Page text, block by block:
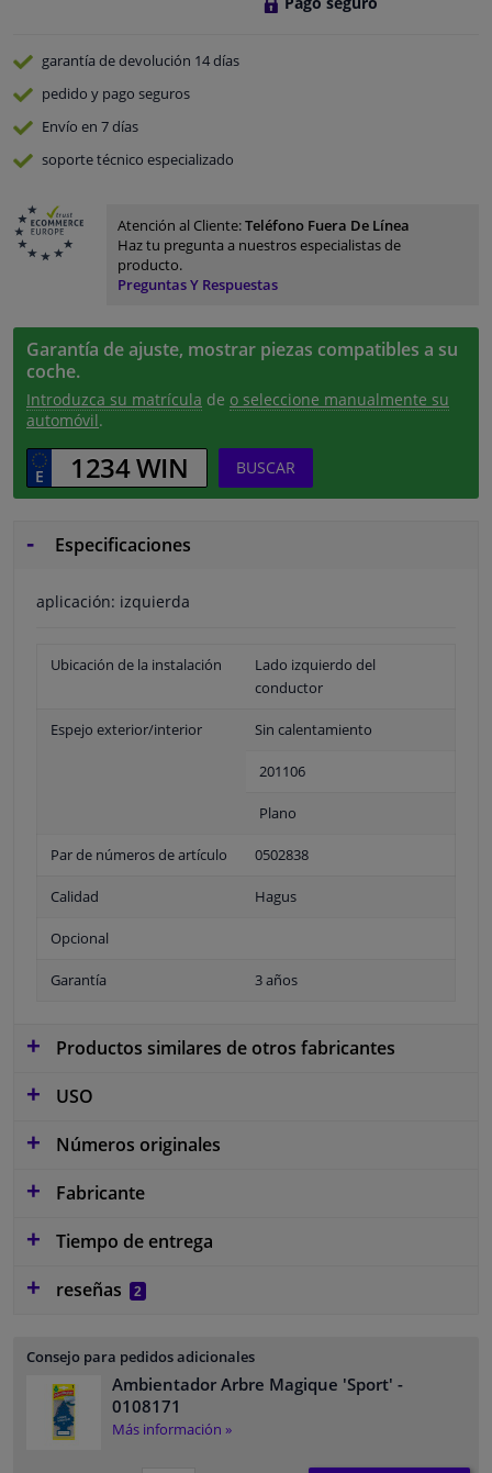
garantía de devolución 14 días
pedido y pago seguros
Envío en 7 días
soporte técnico especializado
Atención al Cliente:Teléfono Fuera De Línea
Haz tu pregunta a nuestros especialistas de
producto.
Preguntas Y Respuestas
Garantía de ajuste, mostrar piezas compatibles a su
coche.
Introduzca su matrícula de o seleccione manualmente su
automóvil.
BUSCAR
Especificaciones
aplicación: izquierda
Ubicación de la instalación
Lado izquierdo del
conductor
Espejo exterior/interior Sin calentamiento
201106
Plano
Par de números de artículo 0502838
Calidad Hagus
Opcional
Garantía 3 años
Productos similares de otros fabricantes
USO
Números originales
Fabricante
Tiempo de entrega
reseñas
2
Consejo para pedidos adicionales
Ambientador Arbre Magique 'Sport' -
0108171
Más información »